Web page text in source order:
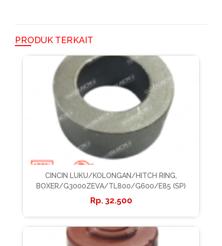
PRODUK TERKAIT
CINCIN LUKU/KOLONGAN/HITCH RING,
BOXER/G3000ZEVA/TL800/G600/E85 (SP)
32.500